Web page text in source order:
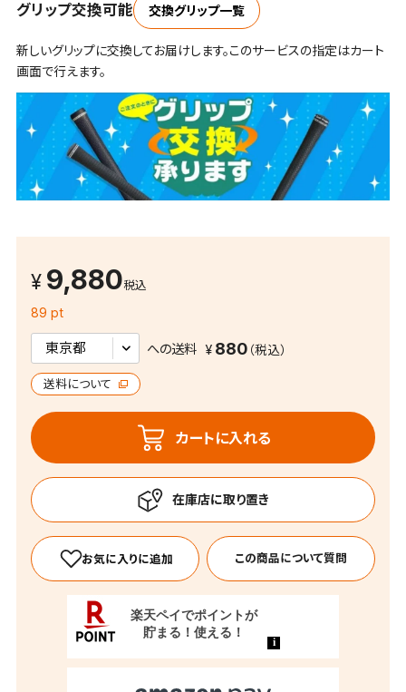
グリップ交換可能 交換グリップ一覧
新しいグリップに交換してお届けします。このサービスの指定はカート
画面で行えます。
9,880税込
89 pt
への送料 880
送料について
カートに入れる
この商品について質問